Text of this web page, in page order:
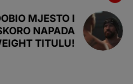
MJESTO I
NAPADA
TITULU!